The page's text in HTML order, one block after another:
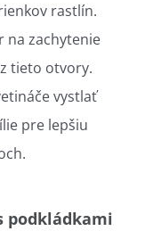
rastlín.
na zachytenie
tieto otvory.
vystlať
pre lepšiu
podkládkami